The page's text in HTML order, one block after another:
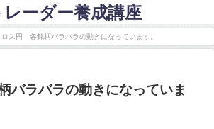
レーダー養成講座
ロス円 各銘柄バラバラの動きになっています。
バラバラの動きになっていま